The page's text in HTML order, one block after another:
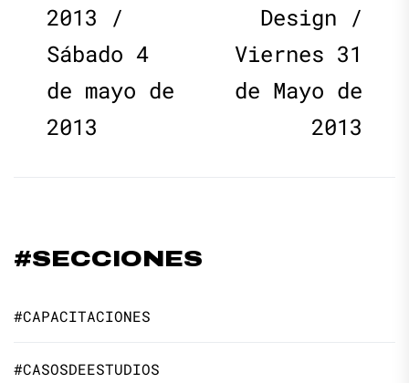
de
entradas
post:
2013 /
Sábado 4
de mayo de
2013
Design /
Viernes 31
de Mayo de
2013
#SECCIONES
#CAPACITACIONES
#CASOSDEESTUDIOS